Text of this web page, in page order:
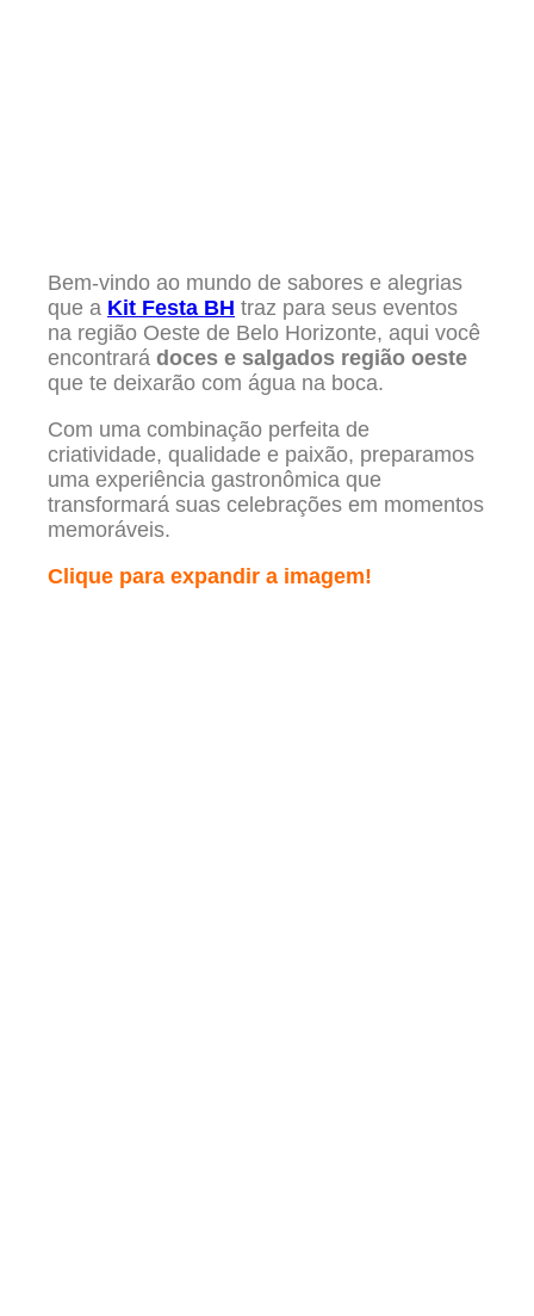
Bem-vindo ao mundo de sabores e alegrias
que a Kit Festa BH traz para seus eventos
na região Oeste de Belo Horizonte, aqui você
encontrará doces e salgados região oeste
que te deixarão com água na boca.
Com uma combinação perfeita de
criatividade, qualidade e paixão, preparamos
uma experiência gastronômica que
transformará suas celebrações em momentos
memoráveis.
Clique para expandir a imagem!